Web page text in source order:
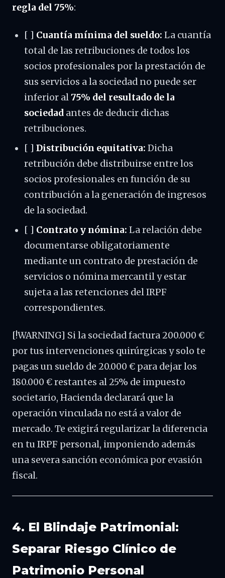
regla del 75%:
[ ] Cuantía mínima del sueldo: La cuantía
total de las retribuciones de todos los
socios profesionales por la prestación de
sus servicios a la sociedad no puede ser
inferior al75% del resultado de la
sociedad antes de deducir dichas
retribuciones.
[ ] Distribución equitativa: Dicha
retribución debe distribuirse entre los
socios profesionales en función de su
contribución a la generación de ingresos
de la sociedad.
[ ] Contrato y nómina: La relación debe
documentarse obligatoriamente
mediante un contrato de prestación de
servicios o nómina mercantil y estar
sujeta a las retenciones del IRPF
correspondientes.
[!WARNING] Si la sociedad factura 200.000 €
por tus intervenciones quirúrgicas y solo te
pagas un sueldo de 20.000 € para dejar los
180.000 € restantes al 25% de impuesto
societario, Hacienda declarará que la
operación vinculada no está a valor de
mercado. Te exigirá regularizar la diferencia
en tu IRPF personal, imponiendo además
una severa sanción económica por evasión
fiscal.
4. El Blindaje Patrimonial:
Separar Riesgo Clínico de
Patrimonio Personal